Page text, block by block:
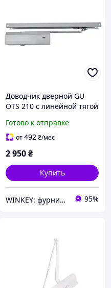
Доводчик дверной GU
OTS 210 с линейной тягой
Готово к отправке
от492₴/мес
2 950₴
Купить
WINKEY: фурнитура для окон и дверей 95%